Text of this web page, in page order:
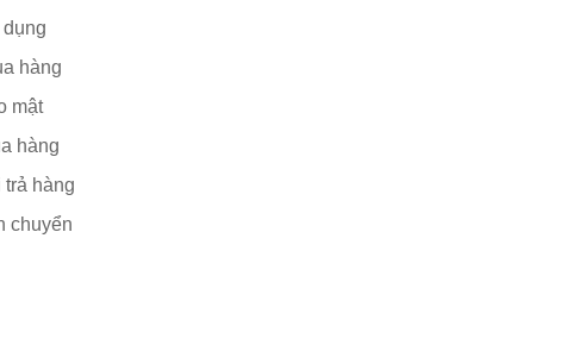
hàng
mật
hàng
hàng
chuyển